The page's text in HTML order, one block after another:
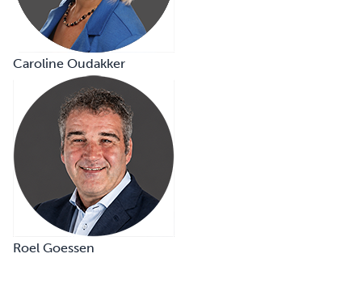
Caroline Oudakker
Roel Goessen